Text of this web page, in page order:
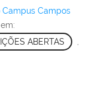
Campos
ABERTAS